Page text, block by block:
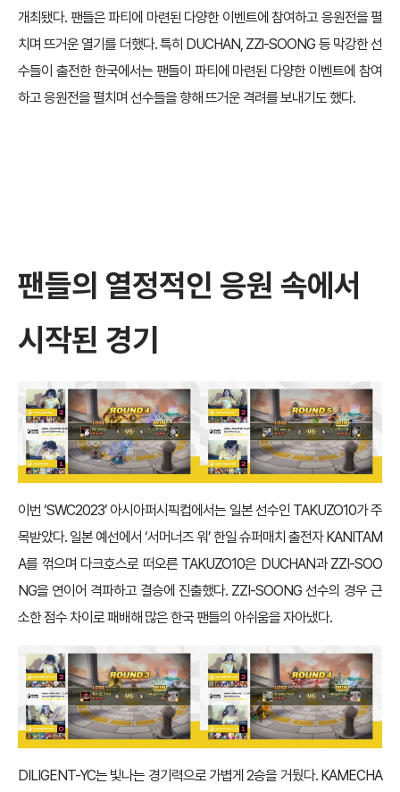
개최됐다. 팬들은 파티에 마련된 다양한 이벤트에 참여하고 응원전을 펼
치며 뜨거운 열기를 더했다. 특히 DUCHAN, ZZl-SOONG 등 막강한 선
수들이 출전한 한국에서는 팬들이 파티에 마련된 다양한 이벤트에 참여
하고 응원전을 펼치며 선수들을 향해 뜨거운 격려를 보내기도 했다.
팬들의 열정적인 응원 속에서
시작된 경기
이번 ‘SWC2023’ 아시아퍼시픽컵에서는 일본 선수인 TAKUZO10가 주
목받았다. 일본 예선에서 ‘서머너즈 워’ 한일 슈퍼매치 출전자 KANITAM
A를 꺾으며 다크호스로 떠오른 TAKUZO10은 DUCHAN과 ZZI-SOO
NG을 연이어 격파하고 결승에 진출했다. ZZI-SOONG 선수의 경우 근
소한 점수 차이로 패배해 많은 한국 팬들의 아쉬움을 자아냈다.
DILIGENT-YC는 빛나는 경기력으로 가볍게 2승을 거뒀다. KAMECHA